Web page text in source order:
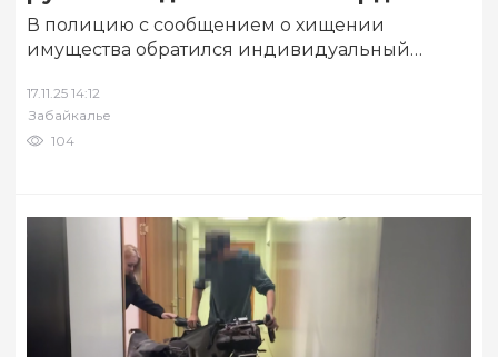
В полицию с сообщением о хищении
имущества обратился индивидуальный
установили, что при проведении ревизии, в…
17.11.25 14:12
Забайкалье
104